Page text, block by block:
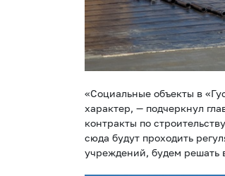
«Социальные объекты в
характер, — подчеркнул
контракты по
сюда будут проходить
учреждений, будем решать